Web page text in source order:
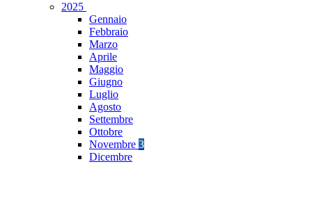
2025
Gennaio
Febbraio
Marzo
Aprile
Maggio
Giugno
Luglio
Agosto
Settembre
Ottobre
Novembre 3
Dicembre